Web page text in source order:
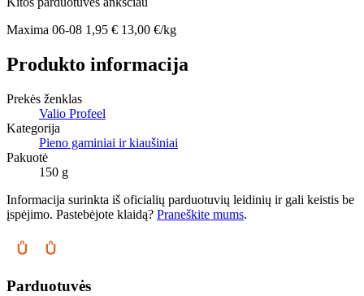
Maxima 06-08 1,95 € 13,00 €/kg
Produkto informacija
Prekės ženklas
Valio Profeel
Kategorija
Pieno gaminiai ir kiaušiniai
Pakuotė
150 g
Informacija surinkta iš oficialių parduotuvių leidinių ir gali keistis be
įspėjimo. Pastebėjote klaidą? Praneškite mums.
Parduotuvės